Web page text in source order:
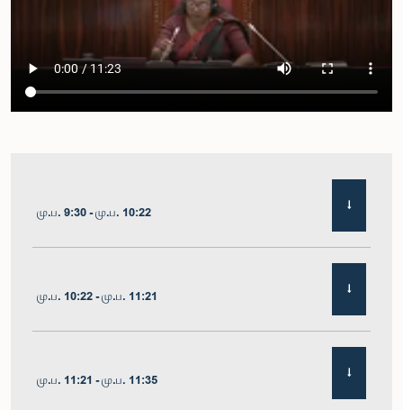
மு.ப. 9:30 - மு.ப. 10:22
மு.ப. 10:22 - மு.ப. 11:21
மு.ப. 11:21 - மு.ப. 11:35